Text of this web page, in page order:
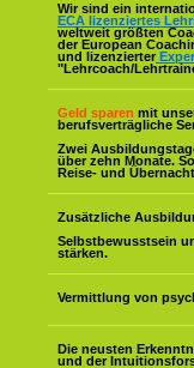
Wir sind ein
ECA lizenziertes
weltweit größten
der European
und lizenzierter
"Lehrcoach/
Geld sparen mit
berufsverträgliche
Zwei
über zehn Monate.
Reise- und
Zusätzliche
Selbstbewusstsein
stärken.
Vermittlung von
Die neusten
und der